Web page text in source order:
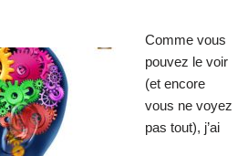
Comme vous
pouvez le voir
(et encore
vous ne voyez
pas tout), j’ai